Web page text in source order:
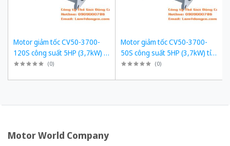
Motor giảm tốc CV50-3700-
120S công suất 5HP (3,7kW) tỉ
số truyền 1/120
(0)
Motor giảm tốc CV50-3700-
50S công suất 5HP (3,7kW) tỉ
số truyền 1/50
(0)
Motor World Company